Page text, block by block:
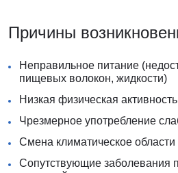
Причины
Неправильное питание
пищевых волокон, жидкости)
Низкая физическая активность
Чрезмерное употребление
Смена климатическое
Сопутствующие заболевания